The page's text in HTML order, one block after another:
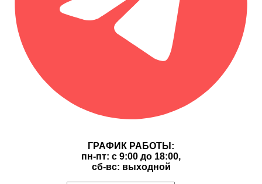
ГРАФИК РАБОТЫ:
пн-пт: с 9:00 до 18:00,
сб-вс: выходной